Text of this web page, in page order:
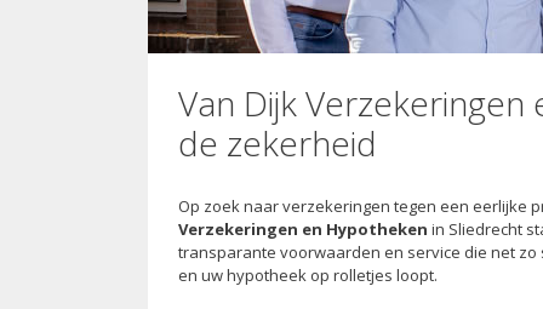
Van Dijk
de zekerheid
Op zoek naar verzekeringen tegen een eerlijke
Verzekeringen en Hypotheken in Sliedrecht
transparante voorwaarden en service die net zo
en uw hypotheek op rolletjes loopt.